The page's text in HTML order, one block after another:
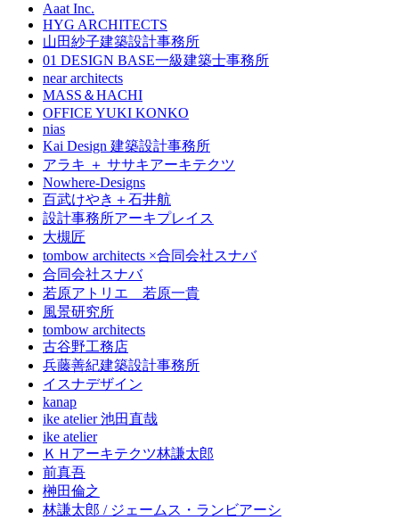
Aaat Inc.
HYG ARCHITECTS
山田紗子建築設計事務所
01 DESIGN BASE一級建築士事務所
near architects
MASS＆HACHI
OFFICE YUKI KONKO
nias
Kai Design 建築設計事務所
アラキ ＋ ササキアーキテクツ
Nowhere-Designs
百武けやき＋石井航
設計事務所アーキプレイス
大槻匠
tombow architects ×合同会社スナバ
合同会社スナバ
若原アトリエ 若原一貴
風景研究所
tombow architects
古谷野工務店
兵藤善紀建築設計事務所
イスナデザイン
kanap
ike atelier 池田直哉
ike atelier
ＫＨアーキテクツ林謙太郎
前真吾
榊田倫之
林謙太郎 / ジェームス・ランビアーシ